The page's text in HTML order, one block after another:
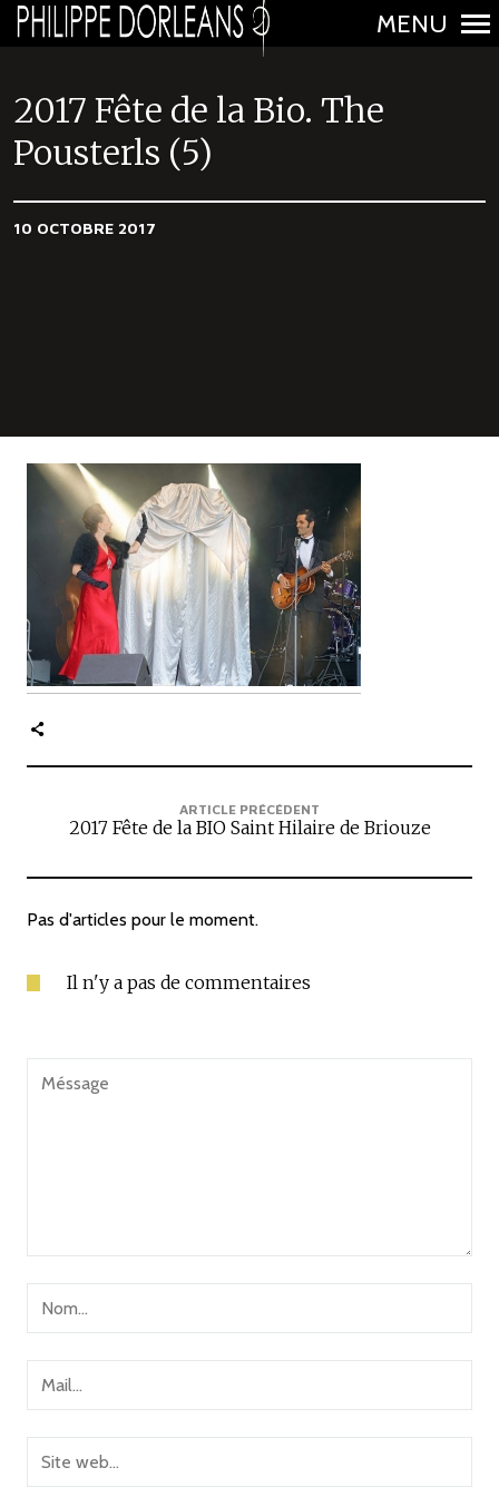
a
v
i
g
r
i
n
c
i
p
a
l
e
MENU
2017 Fête de la Bio. The
Pousterls (5)
10 OCTOBRE 2017
ARTICLE PRÉCÉDENT
2017 Fête de la BIO Saint Hilaire de Briouze
Pas d'articles pour le moment.
Il n'y a pas de commentaires